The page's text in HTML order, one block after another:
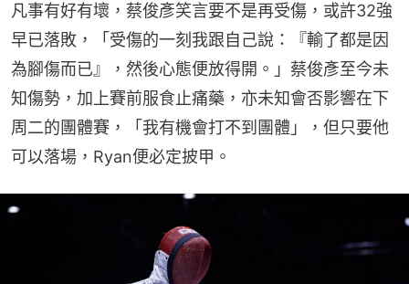
凡事有好有壞，蔡俊彥笑言要不是再受傷，或許32強
早已落敗，「受傷的一刻我跟自己說：『輸了都是因
為腳傷而已』，然後心態便放得開。」蔡俊彥至今未
知傷勢，加上賽前服食止痛藥，亦未知會否影響在下
周二的團體賽，「我有機會打不到團體」，但只要他
可以落場，Ryan便必定披甲。